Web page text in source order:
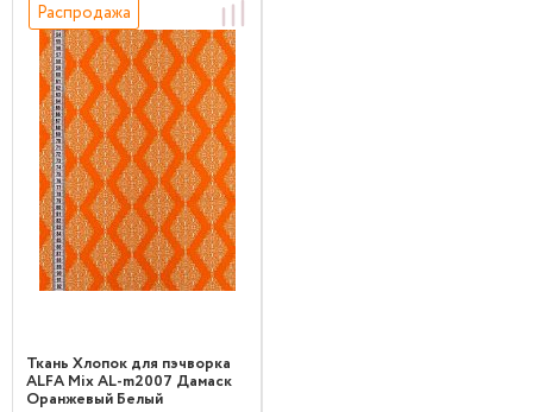
Распродажа
Ткань Хлопок для пэчворка
ALFA Mix AL-m2007 Дамаск
Оранжевый Белый